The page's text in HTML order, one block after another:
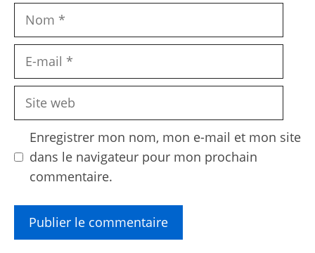
Nom
Site
Enregistrer mon nom, mon e-mail et mon site
dans le navigateur pour mon prochain
commentaire.